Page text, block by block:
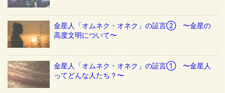
金星人「オムネク・オネク」の証言② 〜金星の
高度文明について〜
金星人「オムネク・オネク」の証言① 〜金星人
ってどんな人たち？〜